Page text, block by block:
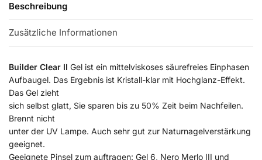
Beschreibung
Zusätzliche Informationen
Builder Clear II Gel ist ein mittelviskoses säurefreies Einphasen
Aufbaugel. Das Ergebnis ist Kristall-klar mit Hochglanz-Effekt.
Das Gel zieht
sich selbst glatt, Sie sparen bis zu 50% Zeit beim Nachfeilen.
Brennt nicht
unter der UV Lampe. Auch sehr gut zur Naturnagelverstärkung
geeignet.
Geeignete Pinsel zum auftragen: Gel 6, Nero Merlo III und